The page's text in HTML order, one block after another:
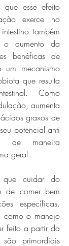
que esse efeito
exerce no
também
o aumento da
benéficas de
um mecanismo
que resulta
Como
aumenta
graxos de
potencial anti
de maneira
geral.
que cuidar do
de comer bem
específicas.
como o manejo
feito a partir da
primordiais